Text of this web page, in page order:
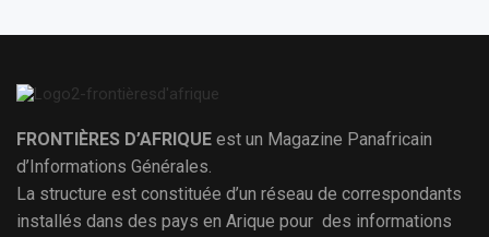
FRONTIÈRES D’AFRIQUE est un Magazine Panafricain
d’Informations Générales.
La structure est constituée d’un réseau de correspondants
installés dans des pays en Arique pour des informations